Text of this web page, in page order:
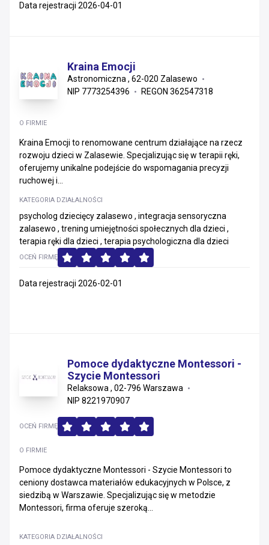
Data rejestracji 2026-04-01
Kraina Emocji
Astronomiczna , 62-020 Zalasewo
NIP 7773254396
REGON 362547318
O FIRMIE
Kraina Emocji to renomowane centrum działające na rzecz
rozwoju dzieci w Zalasewie. Specjalizując się w terapii ręki,
oferujemy unikalne podejście do wspomagania precyzji
ruchowej i...
KATEGORIA DZIAŁALNOŚCI
psycholog dziecięcy zalasewo , integracja sensoryczna
zalasewo , trening umiejętności społecznych dla dzieci ,
terapia ręki dla dzieci , terapia psychologiczna dla dzieci
OCEŃ FIRMĘ
Data rejestracji 2026-02-01
Pomoce dydaktyczne Montessori -
Szycie Montessori
Relaksowa , 02-796 Warszawa
NIP 8221970907
O FIRMIE
Pomoce dydaktyczne Montessori - Szycie Montessori to
ceniony dostawca materiałów edukacyjnych w Polsce, z
siedzibą w Warszawie. Specjalizując się w metodzie
Montessori, firma oferuje szeroką...
KATEGORIA DZIAŁALNOŚCI
OCEŃ FIRMĘ